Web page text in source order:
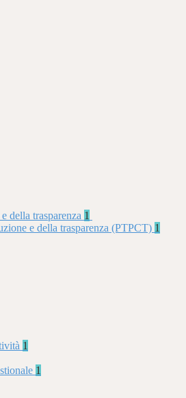
della trasparenza 1
e della trasparenza (PTPCT) 1
1
1